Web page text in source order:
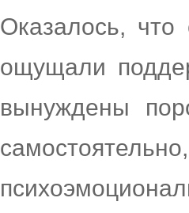
Оказалось, что
ощущали
вынуждены